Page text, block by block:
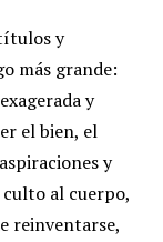
y
más grande:
y
el bien, el
y
al cuerpo,
reinventarse,